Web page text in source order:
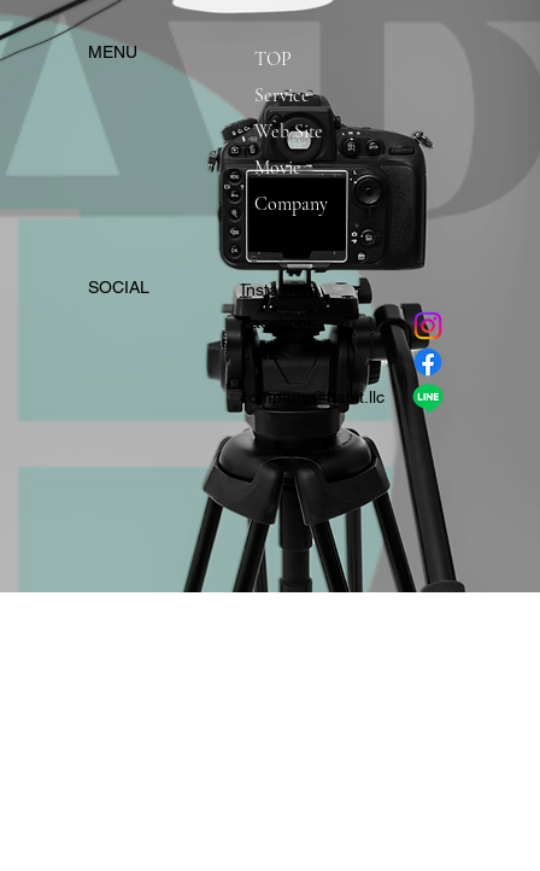
​MENU
TOP
Service
Web Site
Movie
Company
​SOCIAL
Instagram
​Facebook
company＠habit.llc